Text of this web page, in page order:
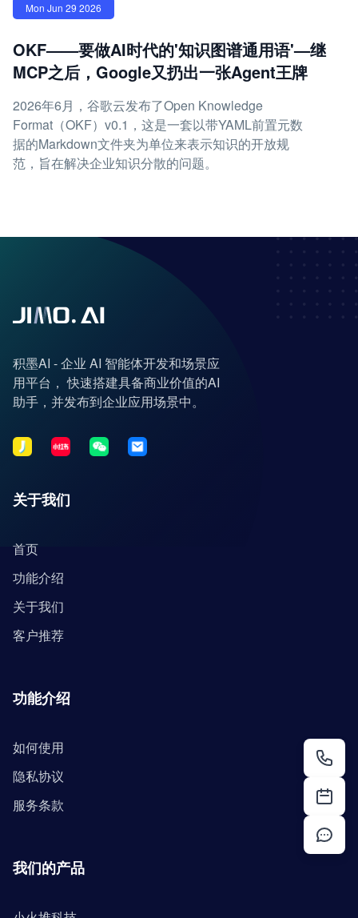
Mon Jun 29 2026
OKF——要做AI时代的'知识图谱通用语'—继
MCP之后，Google又扔出一张Agent王牌
2026年6月，谷歌云发布了Open Knowledge
Format（OKF）v0.1，这是一套以带YAML前置元数
据的Markdown文件夹为单位来表示知识的开放规
范，旨在解决企业知识分散的问题。
积墨AI - 企业 AI 智能体开发和场景应
用平台， 快速搭建具备商业价值的AI
助手，并发布到企业应用场景中。
关于我们
首页
功能介绍
关于我们
客户推荐
功能介绍
如何使用
隐私协议
服务条款
我们的产品